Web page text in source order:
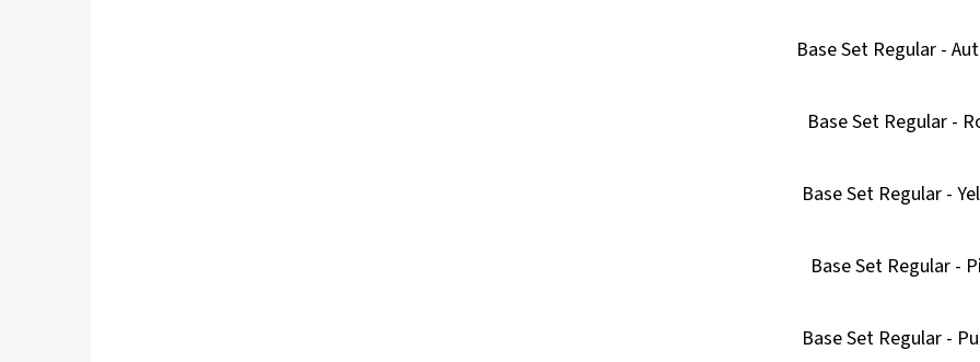
Base Set Regular -
Base Set Regular -
Base Set Regular -
Base Set Regular -
Base Set Regular -